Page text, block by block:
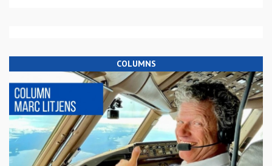
COLUMNS